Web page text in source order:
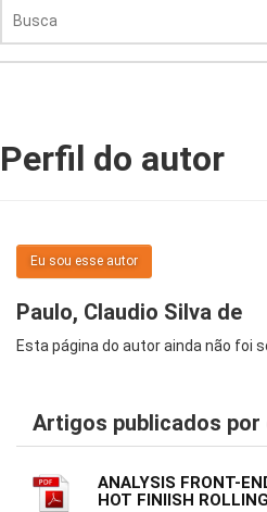
Perfil do autor
Eu sou esse autor
Paulo, Claudio Silva de
Esta página do autor ainda não foi
Artigos publicados
ANALYSIS FRONT-
HOT FINIISH